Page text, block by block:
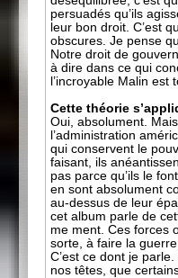
persuadés qu’ils
leur bon droit. C’est
obscures. Je pense
Notre droit de
à dire dans ce qui
l’incroyable Malin est
Cette théorie
Oui, absolument.
l’administration
qui conservent le
faisant, ils
pas parce qu’ils le
en sont absolument
au-dessus de leur
cet album parle de
me ment. Ces forces
sorte, à faire la
C’est ce dont je
nos têtes, que